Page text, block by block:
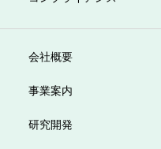
会社概要
事業案内
研究開発